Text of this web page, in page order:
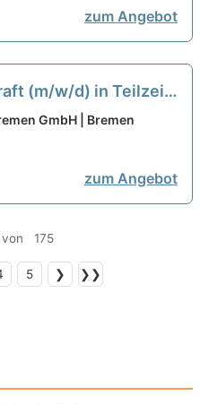
zum Angebot
(m/w/d) in Teilzeit
Woche) - Wir
GmbH | Bremen
zum Angebot
175
5 ❯ ❯❯